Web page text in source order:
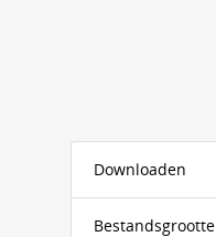
Downloaden
Bestandsgrootte